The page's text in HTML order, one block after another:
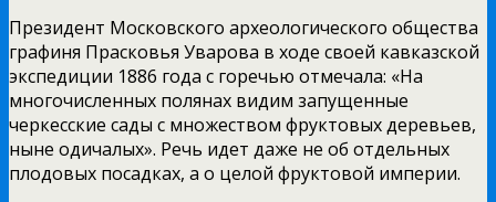
Президент Московского археологического общества
графиня Прасковья Уварова в ходе своей кавказской
экспедиции 1886 года с горечью отмечала: «На
многочисленных полянах видим запущенные
черкесские сады с множеством фруктовых деревьев,
ныне одичалых». Речь идет даже не об отдельных
плодовых посадках, а о целой фруктовой империи.